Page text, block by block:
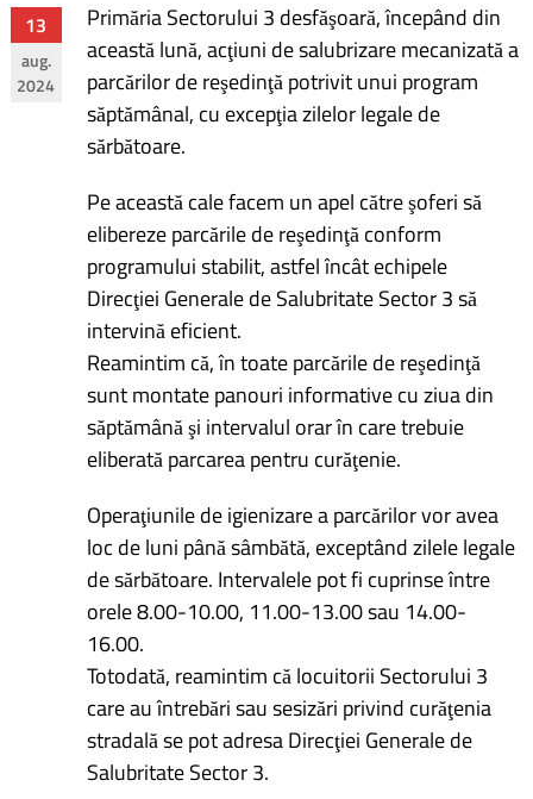
13
aug.
2024
Primăria Sectorului 3 desfăşoară, începând din
această lună, acţiuni de salubrizare mecanizată a
parcărilor de reşedinţă potrivit unui program
săptămânal, cu excepţia zilelor legale de
sărbătoare.
Pe această cale facem un apel către şoferi să
elibereze parcările de reşedinţă conform
programului stabilit, astfel încât echipele
Direcţiei Generale de Salubritate Sector 3 să
intervină eficient.
Reamintim că, în toate parcările de reşedinţă
sunt montate panouri informative cu ziua din
săptămână şi intervalul orar în care trebuie
eliberată parcarea pentru curăţenie.
Operaţiunile de igienizare a parcărilor vor avea
loc de luni până sâmbătă, exceptând zilele legale
de sărbătoare. Intervalele pot fi cuprinse între
orele 8.00-10.00, 11.00-13.00 sau 14.00-
16.00.
Totodată, reamintim că locuitorii Sectorului 3
care au întrebări sau sesizări privind curăţenia
stradală se pot adresa Direcţiei Generale de
Salubritate Sector 3.
Navigare
în
articole